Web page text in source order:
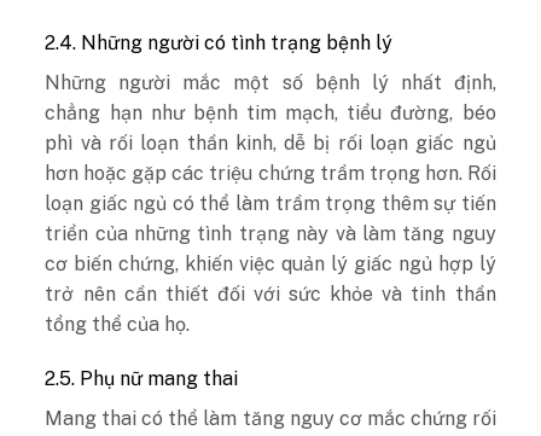
2.4. Những người có tình trạng bệnh lý
Những người mắc một số bệnh lý nhất định,
chẳng hạn như bệnh tim mạch, tiểu đường, béo
phì và rối loạn thần kinh, dễ bị rối loạn giấc ngủ
hơn hoặc gặp các triệu chứng trầm trọng hơn. Rối
loạn giấc ngủ có thể làm trầm trọng thêm sự tiến
triển của những tình trạng này và làm tăng nguy
cơ biến chứng, khiến việc quản lý giấc ngủ hợp lý
trở nên cần thiết đối với sức khỏe và tinh thần
tổng thể của họ.
2.5. Phụ nữ mang thai
Mang thai có thể làm tăng nguy cơ mắc chứng rối